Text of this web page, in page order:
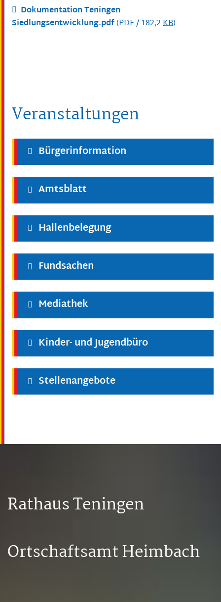
Dokumentation Teningen
Siedlungsentwicklung.pdf(PDF / 182,2KB)
Veranstaltungen
Bürgerinformation
Amtsblatt
Hallenbelegung
Fundsachen
Mediathek
Kinder- und Jugendbüro
Stellenangebote
Rathaus Teningen
Ortschaftsamt Heimbach